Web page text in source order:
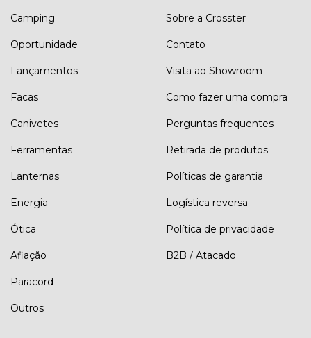
Camping
Oportunidade
Lançamentos
Facas
Canivetes
Ferramentas
Lanternas
Energia
Ótica
Afiação
Paracord
Outros
Sobre a Crosster
Contato
Visita ao Showroom
Como fazer uma compra
Perguntas frequentes
Retirada de produtos
Políticas de garantia
Logística reversa
Política de privacidade
B2B / Atacado